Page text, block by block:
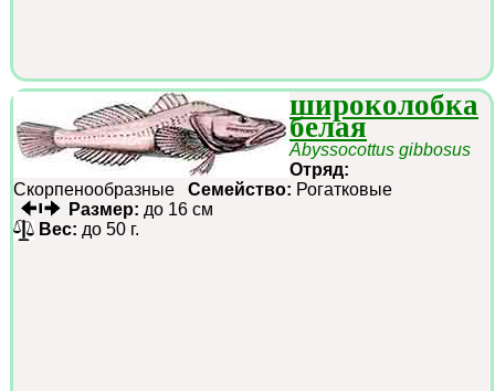
широколобка
белая
Abyssocottus gibbosus
Отряд:
Скорпенообразные Семейство: Рогатковые
Размер: до 16 см
Вес: до 50 г.